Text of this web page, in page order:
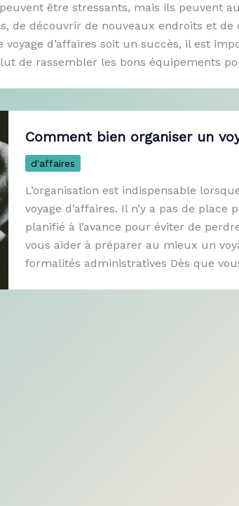
peuvent être stressants, mais ils peuvent
de découvrir de nouveaux endroits et
voyage d’affaires soit un succès, il est
de rassembler les bons équipements
Comment bien organiser un
d'affaires
L’organisation est indispensable
voyage d’affaires. Il n’y a pas de
planifié à l’avance pour éviter de
vous aider à préparer au mieux un
formalités administratives Dès que